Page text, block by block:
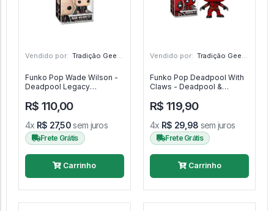
Vendido por: Tradição Geek - RS
Funko Pop Wade Wilson -
Deadpool Legacy
R$ 110,00
4x R$ 27,50sem juros
Frete Grátis
Carrinho
Vendido por: Tradição Geek - RS
Funko Pop Deadpool With
Claws - Deadpool &
R$ 119,90
4x R$ 29,98 sem juros
Frete Grátis
Carrinho